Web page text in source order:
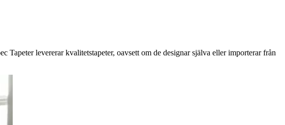
Tapeter levererar kvalitetstapeter, oavsett om de designar själva eller importerar från